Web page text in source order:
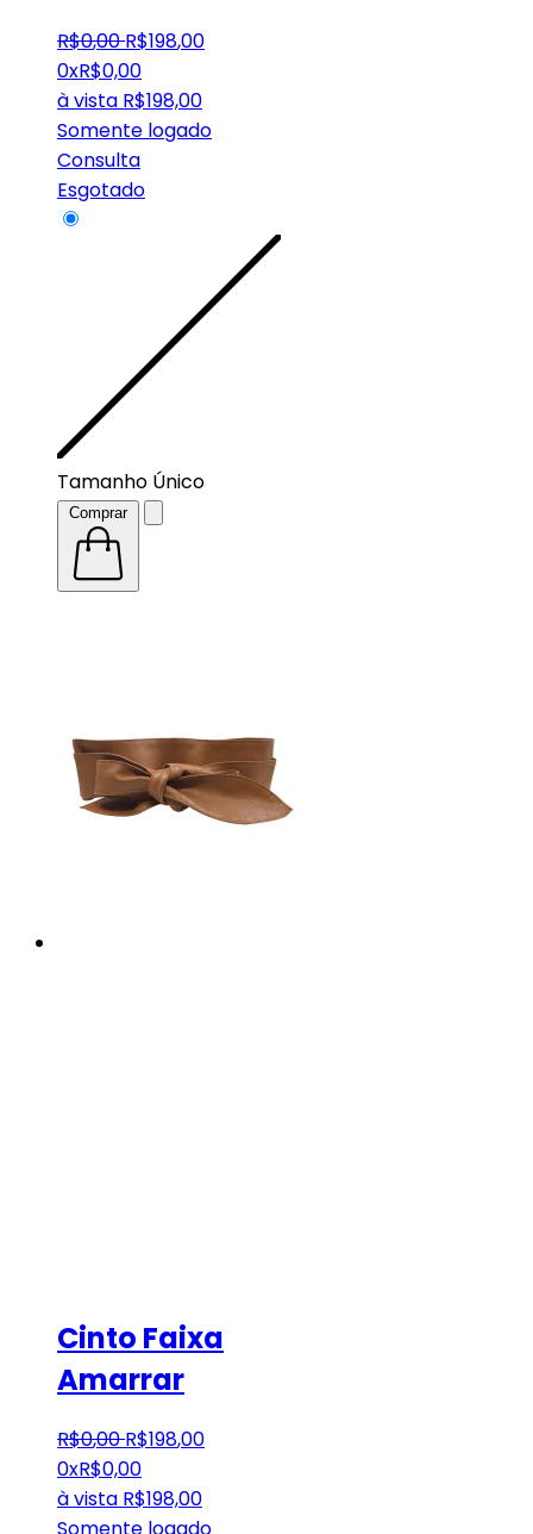
R$0,00 R$198,00
0xR$0,00
à vista R$198,00
Somente logado
Consulta
Esgotado
Tamanho Único
Comprar
Cinto Faixa
Amarrar
R$0,00 R$198,00
0xR$0,00
à vista R$198,00